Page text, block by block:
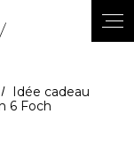
Idée cadeau
6 Foch